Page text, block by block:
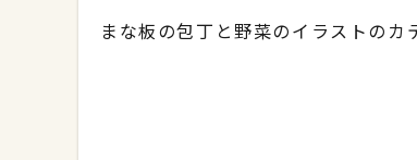
まな板の包丁と野菜のイラストのカ